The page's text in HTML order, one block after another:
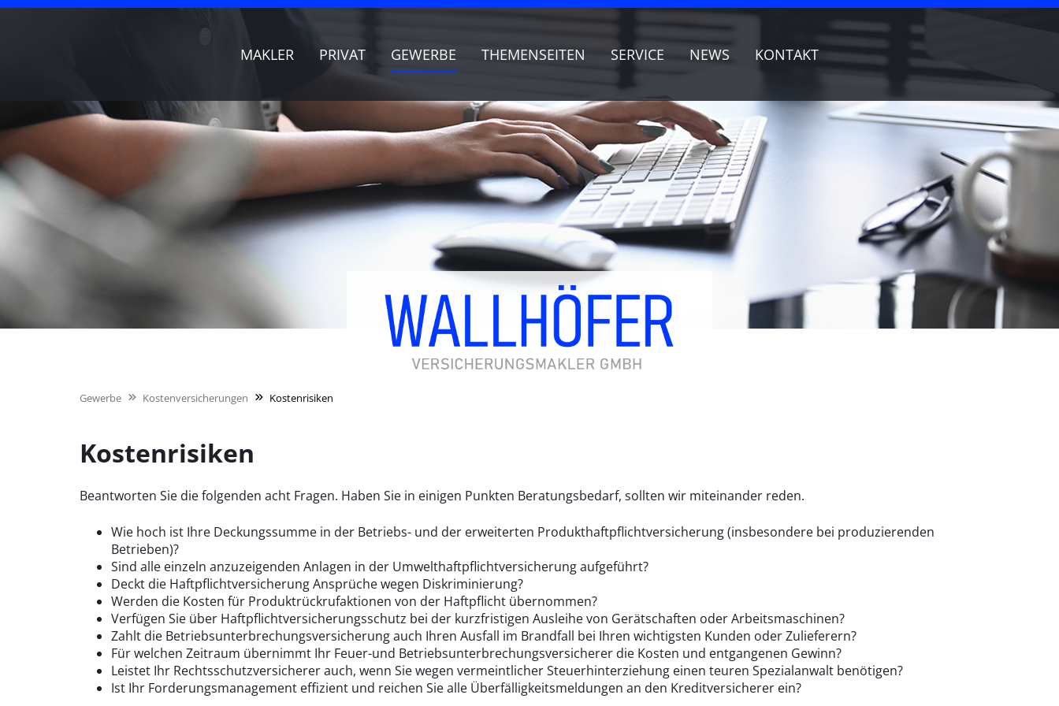
MAKLER PRIVAT GEWERBE THEMENSEITEN SERVICE NEWS KONTAKT
Gewerbe Kostenversicherungen Kostenrisiken
Kostenrisiken
Beantworten Sie die folgenden acht Fragen. Haben Sie in einigen Punkten Beratungsbedarf, sollten wir miteinander reden.
Wie hoch ist Ihre Deckungssumme in der Betriebs- und der erweiterten Produkthaftpflichtversicherung (insbesondere bei produzierenden
Betrieben)?
Sind alle einzeln anzuzeigenden Anlagen in der Umwelthaftpflichtversicherung aufgeführt?
Deckt die Haftpflichtversicherung Ansprüche wegen Diskriminierung?
Werden die Kosten für Produktrückrufaktionen von der Haftpflicht übernommen?
Verfügen Sie über Haftpflichtversicherungsschutz bei der kurzfristigen Ausleihe von Gerätschaften oder Arbeitsmaschinen?
Zahlt die Betriebsunterbrechungsversicherung auch Ihren Ausfall im Brandfall bei Ihren wichtigsten Kunden oder Zulieferern?
Für welchen Zeitraum übernimmt Ihr Feuer-und Betriebsunterbrechungsversicherer die Kosten und entgangenen Gewinn?
Leistet Ihr Rechtsschutzversicherer auch, wenn Sie wegen vermeintlicher Steuerhinterziehung einen teuren Spezialanwalt benötigen?
Ist Ihr Forderungsmanagement effizient und reichen Sie alle Überfälligkeitsmeldungen an den Kreditversicherer ein?